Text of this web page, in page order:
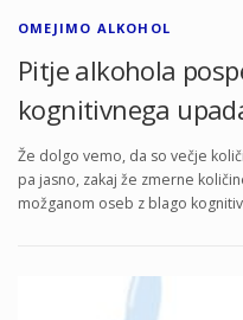
OMEJIMO ALKOHOL
Pitje alkohola
kognitivnega
Že dolgo vemo, da so večje
pa jasno, zakaj že zmerne
možganom oseb z blago